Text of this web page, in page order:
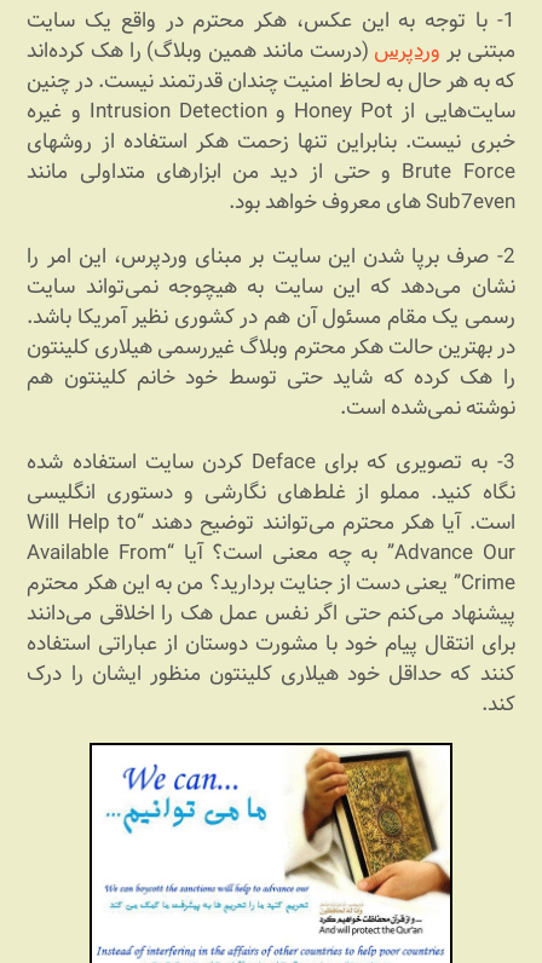
1- با توجه به این عکس، هکر محترم در واقع یک سایت
مبتنی بر وردپرس (درست مانند همین وبلاگ) را هک کرده‏‌اند
که به هر حال به لحاظ امنیت چندان قدرتمند نیست. در چنین
سایت‏‌هایی از Honey Pot و Intrusion Detection و غیره
خبری نیست. بنابراین تنها زحمت هکر استفاده از روش‏های
Brute Force و حتی از دید من ابزارهای متداولی مانند
Sub7even های معروف خواهد بود.
2- صرف برپا شدن این سایت بر مبنای وردپرس، این امر را
نشان می‌‏دهد که این سایت به هیچ‏وجه نمی‏‌تواند سایت
رسمی یک مقام مسئول آن هم در کشوری نظیر آمریکا باشد.
در بهترین حالت هکر محترم وبلاگ غیررسمی هیلاری کلینتون
را هک کرده که شاید حتی توسط خود خانم کلینتون هم
نوشته نمی‏‌شده است.
3- به تصویری که برای Deface کردن سایت استفاده شده
نگاه کنید. مملو از غلط‏‌های نگارشی و دستوری انگلیسی
است. آیا هکر محترم می‏‌توانند توضیح دهند “Will Help to
Advance Our” به چه معنی است؟ آیا “Available From
Crime” یعنی دست از جنایت بردارید؟ من به این هکر محترم
پیشنهاد می‏‌کنم حتی اگر نفس عمل هک را اخلاقی می‏‌دانند
برای انتقال پیام خود با مشورت دوستان از عباراتی استفاده
کنند که حداقل خود هیلاری کلینتون منظور ایشان را درک
کند.